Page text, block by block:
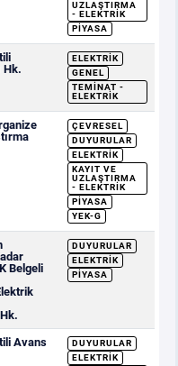
UZLAŞTIRMA
- ELEKTRIK
PIYASA
Hk.
ELEKTRIK
GENEL
TEMINAT -
ELEKTRIK
ÇEVRESEL
DUYURULAR
ELEKTRIK
KAYIT VE
UZLAŞTIRMA
- ELEKTRIK
PIYASA
YEK-G
Belgeli
DUYURULAR
ELEKTRIK
PIYASA
Avans
DUYURULAR
ELEKTRIK